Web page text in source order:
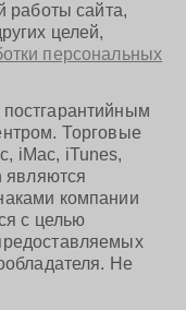
работы сайта,
целей,
персональных
Торговые
iMac, iTunes,
являются
компании
с целью
Не